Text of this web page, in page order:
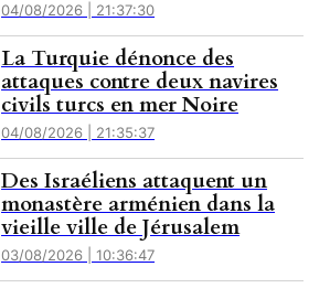
04/08/2026 | 21:37:30
La Turquie dénonce des
attaques contre deux navires
civils turcs en mer Noire
04/08/2026 | 21:35:37
Des Israéliens attaquent un
monastère arménien dans la
vieille ville de Jérusalem
03/08/2026 | 10:36:47